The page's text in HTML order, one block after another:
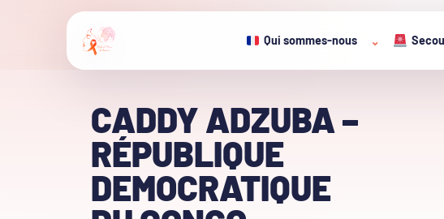
Qui sommes-nous ⌄
CADDY ADZUBA –
RÉPUBLIQUE
DEMOCRATIQUE